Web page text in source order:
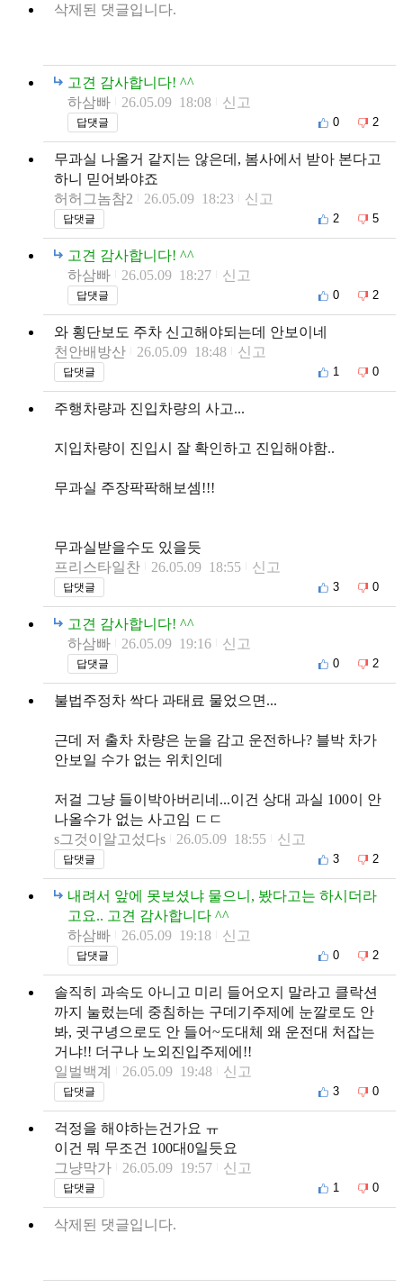
삭제된 댓글입니다.
고견 감사합니다! ^^
하삼빠
26.05.09 18:08 신고
답댓글 0 2
무과실 나올거 같지는 않은데, 봄사에서 받아 본다고
하니 믿어봐야죠
허허그놈참2
26.05.09 18:23 신고
답댓글 2 5
고견 감사합니다! ^^
하삼빠
26.05.09 18:27 신고
답댓글 0 2
와 횡단보도 주차 신고해야되는데 안보이네
천안배방산
26.05.09 18:48 신고
답댓글 1 0
주행차량과 진입차량의 사고...
지입차량이 진입시 잘 확인하고 진입해야함..
무과실 주장팍팍해보셈!!!
무과실받을수도 있을듯
프리스타일찬
26.05.09 18:55 신고
답댓글 3 0
고견 감사합니다! ^^
하삼빠
26.05.09 19:16 신고
답댓글 0 2
불법주정차 싹다 과태료 물었으면...
근데 저 출차 차량은 눈을 감고 운전하나? 블박 차가
안보일 수가 없는 위치인데
저걸 그냥 들이박아버리네...이건 상대 과실 100이 안
나올수가 없는 사고임 ㄷㄷ
s그것이알고섰다s
26.05.09 18:55 신고
답댓글 3 2
내려서 앞에 못보셨냐 물으니, 봤다고는 하시더라
고요.. 고견 감사합니다 ^^
하삼빠
26.05.09 19:18 신고
답댓글 0 2
솔직히 과속도 아니고 미리 들어오지 말라고 클락션
까지 눌렀는데 중침하는 구데기주제에 눈깔로도 안
봐, 귓구녕으로도 안 들어~도대체 왜 운전대 처잡는
거냐!! 더구나 노외진입주제에!!
일벌백계
26.05.09 19:48 신고
답댓글 3 0
걱정을 해야하는건가요 ㅠ
이건 뭐 무조건 100대0일듯요
그냥막가
26.05.09 19:57 신고
답댓글 1 0
삭제된 댓글입니다.